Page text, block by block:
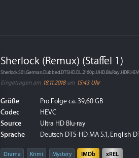
Sherlock (Remux) (Staffel 1)
Eingetragen am 18.11.2018um 15:43 Uhr
Größe
Pro Folge ca. 39,60 GB
Codec
HEVC
Source
Ultra HD Blu-ray
Sprache
Deutsch DTS-HD MA 5.1, English
Drama Krimi Mystery IMDb xREL